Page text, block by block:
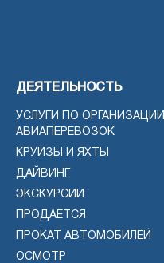
ДЕЯТЕЛЬНОСТЬ
УСЛУГИ ПО ОРГАНИЗАЦИИ
АВИАПЕРЕВОЗОК
КРУИЗЫ И ЯХТЫ
ДАЙВИНГ
ЭКСКУРСИИ
ПРОДАЕТСЯ
ПРОКАТ АВТОМОБИЛЕЙ
ОСМОТР